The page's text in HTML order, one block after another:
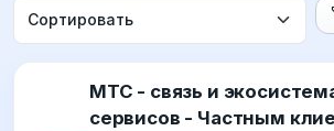
МТС - связь и
сервисов - Частным